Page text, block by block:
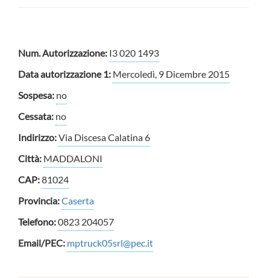
Num. Autorizzazione: I3 020 1493
Data autorizzazione 1: Mercoledì, 9 Dicembre 2015
Sospesa: no
Cessata: no
Indirizzo:Via Discesa Calatina 6
Città: MADDALONI
CAP:81024
Provincia:Caserta
Telefono:0823 204057
Email/PEC: mptruck05srl@pec.it